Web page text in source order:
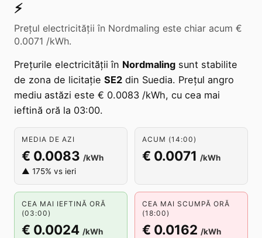
⚡️
Prețul electricității în Nordmaling este chiar acum €
0.0071 /kWh.
Prețurile electricității în Nordmaling sunt stabilite
de zona de licitație SE2 din Suedia. Prețul angro
mediu astăzi este € 0.0083 /kWh, cu cea mai
ieftină oră la 03:00.
MEDIA DE AZI
€ 0.0083 /kWh
▲ 175% vs ieri
ACUM (14:00)
€ 0.0071 /kWh
CEA MAI IEFTINĂ ORĂ
(03:00)
€ 0.0024 /kWh
CEA MAI SCUMPĂ ORĂ
(18:00)
€ 0.0162 /kWh